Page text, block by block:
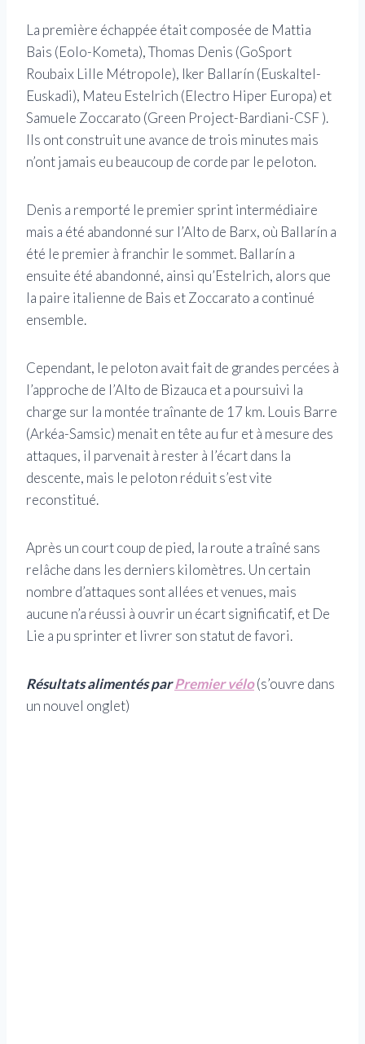
La première échappée était composée de Mattia
Bais (Eolo-Kometa), Thomas Denis (GoSport
Roubaix Lille Métropole), Iker Ballarín (Euskaltel-
Euskadi), Mateu Estelrich (Electro Hiper Europa) et
Samuele Zoccarato (Green Project-Bardiani-CSF ).
Ils ont construit une avance de trois minutes mais
n’ont jamais eu beaucoup de corde par le peloton.
Denis a remporté le premier sprint intermédiaire
mais a été abandonné sur l’Alto de Barx, où Ballarín a
été le premier à franchir le sommet. Ballarín a
ensuite été abandonné, ainsi qu’Estelrich, alors que
la paire italienne de Bais et Zoccarato a continué
ensemble.
Cependant, le peloton avait fait de grandes percées à
l’approche de l’Alto de Bizauca et a poursuivi la
charge sur la montée traînante de 17 km. Louis Barre
(Arkéa-Samsic) menait en tête au fur et à mesure des
attaques, il parvenait à rester à l’écart dans la
descente, mais le peloton réduit s’est vite
reconstitué.
Après un court coup de pied, la route a traîné sans
relâche dans les derniers kilomètres. Un certain
nombre d’attaques sont allées et venues, mais
aucune n’a réussi à ouvrir un écart significatif, et De
Lie a pu sprinter et livrer son statut de favori.
Résultats alimentés parPremier vélo(s’ouvre dans
un nouvel onglet)